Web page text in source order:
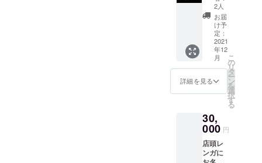
す。 ＊
メ
ニュー
はブ
ラッシ
ング、
クリー
クリー
ム、除
バイン
クかけ
です。
＊回数
券の使
なりま
す。
（通常
のブレ
ンドの
みに比
べて飲
コー
ヒーの
す） ＊
チケッ
トの使
用期限
は最初
コー
ヒーは
厳選屋
ブレン
ドのみ
となり
ます。
＊チ
ケット
利用日
から数
えて
２ヶ月
となり
みとな
りま
す。 ＊
当店で
提示す
る国産
生地に
て１枚
のシャ
計測は
厳選屋
店内ま
たは
リーガ
（輸入
生地）
＋御礼
のメー
ダー
シャツ
につい
て ＊計
測時期
は2021
頃を予
定して
おりま
す。 ＊
制作す
2人
お届
け予
定：
2021
年12
月
詳細を見る
こ
の
リ
タ
ー
ン
を
選
択
す
る
30,
000 円
店頭レ
ンガに